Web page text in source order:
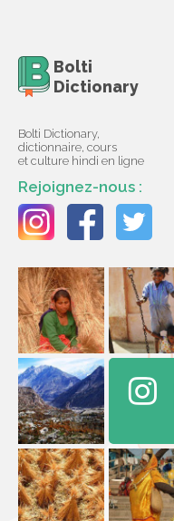
Bolti
Dictionary
Bolti Dictionary,
dictionnaire, cours
et culture hindi en ligne
Rejoignez-nous :